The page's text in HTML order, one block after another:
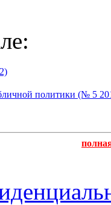
политики (№ 5